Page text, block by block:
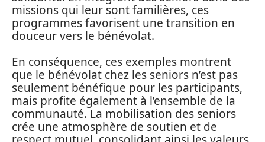
missions qui leur sont familières, ces
programmes favorisent une transition en
douceur vers le bénévolat.
En conséquence, ces exemples montrent
que le bénévolat chez les seniors n’est pas
seulement bénéfique pour les participants,
mais profite également à l’ensemble de la
communauté. La mobilisation des seniors
crée une atmosphère de soutien et de